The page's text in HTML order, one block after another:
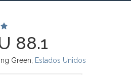
88.1
Green, Estados Unidos